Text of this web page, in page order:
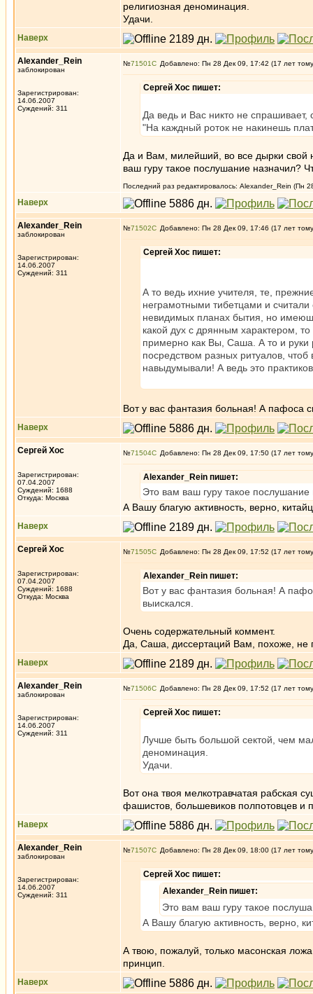
религиозная деноминация.
Удачи.
Наверх
Alexander_Rein
заблокирован
Зарегистрирован:
14.06.2007
Суждений: 311
№71501 Добавлено: Пн 28 Дек 09, 17:42 (17 лет
Сергей Хос пишет:
Да ведь и Вас никто не
"На каждный роток не накинешь
Да и Вам, милейший, во все дырки свой
ваш гуру такое послушание назначил?
Последний раз редактировалось: Alexander_Rein (Пн
Наверх
Alexander_Rein
заблокирован
Зарегистрирован:
14.06.2007
Суждений: 311
№71502 Добавлено: Пн 28 Дек 09, 17:46 (17 лет
Сергей Хос пишет:
А то ведь ихние учителя, те,
неграмотными тибетцами и
невидимых планах бытия, но
какой дух с дрянным характером,
примерно как Вы, Саша. А то и руки
посредством разных ритуалов,
навыдумывали! А ведь это
Вот у вас фантазия больная! А пафоса
Наверх
Сергей Хос
Зарегистрирован:
07.04.2007
Суждений: 1688
Откуда: Москва
№71504 Добавлено: Пн 28 Дек 09, 17:50 (17 лет
Alexander_Rein пишет:
Это вам ваш гуру такое
А Вашу благую активность, верно,
Наверх
Сергей Хос
Зарегистрирован:
07.04.2007
Суждений: 1688
Откуда: Москва
№71505 Добавлено: Пн 28 Дек 09, 17:52 (17 лет
Alexander_Rein пишет:
Вот у вас фантазия больная! А
выискался.
Очень содержательный коммент.
Да, Саша, диссертаций Вам, похоже, не
Наверх
Alexander_Rein
заблокирован
Зарегистрирован:
14.06.2007
Суждений: 311
№71506 Добавлено: Пн 28 Дек 09, 17:52 (17 лет
Сергей Хос пишет:
Лучше быть большой сектой, чем
деноминация.
Удачи.
Вот она твоя мелкотравчатая рабская
фашистов, большевиков полпотовцев и
Наверх
Alexander_Rein
заблокирован
Зарегистрирован:
14.06.2007
Суждений: 311
№71507 Добавлено: Пн 28 Дек 09, 18:00 (17 лет
Сергей Хос пишет:
Alexander_Rein пишет:
Это вам ваш гуру такое
А Вашу благую активность, верно,
А твою, пожалуй, только масонская
принцип.
Наверх